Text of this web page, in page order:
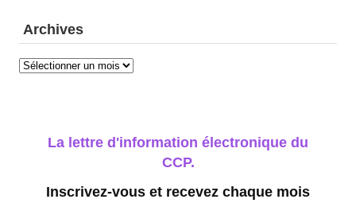
Archives
Archives
La lettre d'information électronique du
CCP.
Inscrivez-vous et recevez chaque mois